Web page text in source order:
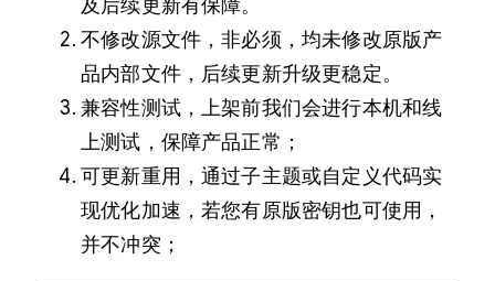
及后续更新有保障。
不修改源文件，非必须，均未修改原版产
品内部文件，后续更新升级更稳定。
兼容性测试，上架前我们会进行本机和线
上测试，保障产品正常；
可更新重用，通过子主题或自定义代码实
现优化加速，若您有原版密钥也可使用，
并不冲突；